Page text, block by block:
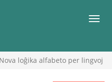
Meni
Nova loĝika alfabeto per lingvoj